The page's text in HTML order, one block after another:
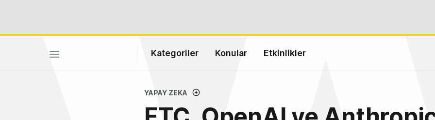
Kategoriler Konular Etkinlikler
YAPAY ZEKA